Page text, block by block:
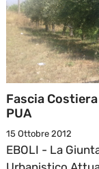
Fascia
PUA
15 Ottobre 2012
EBOLI - La